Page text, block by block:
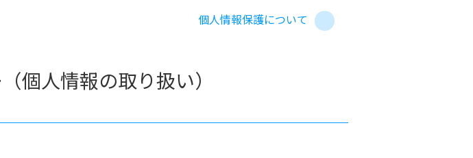
個人情報保護について
個人情報の取り扱い）